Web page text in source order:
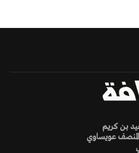
بن كريم
المنصف عويساوي